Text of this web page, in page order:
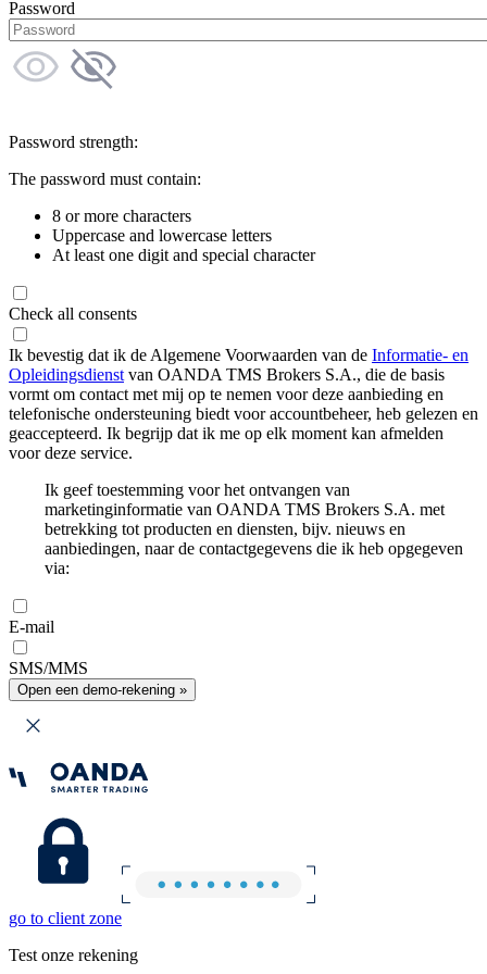
Password
Password strength:
The password must contain:
8 or more characters
Uppercase and lowercase letters
At least one digit and special character
Check all consents
Ik bevestig dat ik de Algemene Voorwaarden van de Informatie- en
Opleidingsdienst van OANDA TMS Brokers S.A., die de basis
vormt om contact met mij op te nemen voor deze aanbieding en
telefonische ondersteuning biedt voor accountbeheer, heb gelezen en
geaccepteerd. Ik begrijp dat ik me op elk moment kan afmelden
voor deze service.
Ik geef toestemming voor het ontvangen van
marketinginformatie van OANDA TMS Brokers S.A. met
betrekking tot producten en diensten, bijv. nieuws en
aanbiedingen, naar de contactgegevens die ik heb opgegeven
via:
E-mail
SMS/MMS
Open een demo-rekening »
go to client zone
Test onze rekening